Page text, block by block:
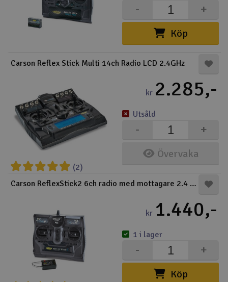
Scooter & elfordon
Smarthem, lek och hobby
Solenergi
Verktyg, utrustning och tillbehör
Presentkort
Köp
+
-
Carson Reflex Stick Multi 14ch Radio LCD 2.4GHz
(2)
kr 2.285,-
Övervaka
+
-
Utsåld
Carson ReflexStick2 6ch radio med mottagare 2.4 GH
kr 1.440,-
Köp
+
-
1 i lager